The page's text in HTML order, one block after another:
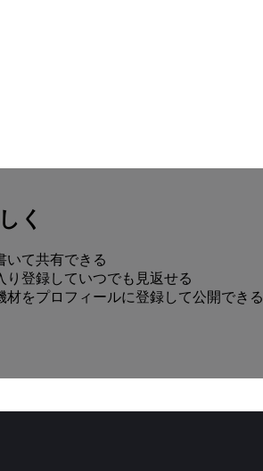
く
いて共有できる
り登録していつでも見返せる
材をプロフィールに登録して公開できる